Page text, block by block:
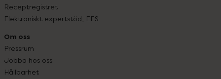
Receptregistret
Elektroniskt expertstöd, EES
Om oss
Pressrum
Jobba hos oss
Hållbarhet